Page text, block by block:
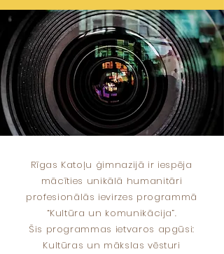
Rīgas Katoļu ģimnazijā ir iespēja
mācīties unikālā humanitāri
profesionālās ievirzes programmā
“Kultūra un komunikācija”.
Šis programmas ietvaros apgūsi:
Kultūras un mākslas vēsturi